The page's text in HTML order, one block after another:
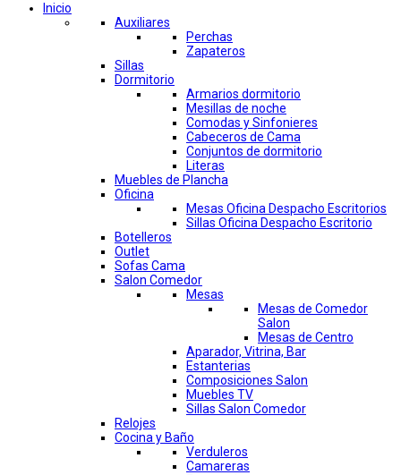
Inicio
Auxiliares
Perchas
Zapateros
Sillas
Dormitorio
Armarios dormitorio
Mesillas de noche
Comodas y Sinfonieres
Cabeceros de Cama
Conjuntos de dormitorio
Literas
Muebles de Plancha
Oficina
Mesas Oficina Despacho Escritorios
Sillas Oficina Despacho Escritorio
Botelleros
Outlet
Sofas Cama
Salon Comedor
Mesas
Mesas de Comedor
Salon
Mesas de Centro
Aparador, Vitrina, Bar
Estanterias
Composiciones Salon
Muebles TV
Sillas Salon Comedor
Relojes
Cocina y Baño
Verduleros
Camareras